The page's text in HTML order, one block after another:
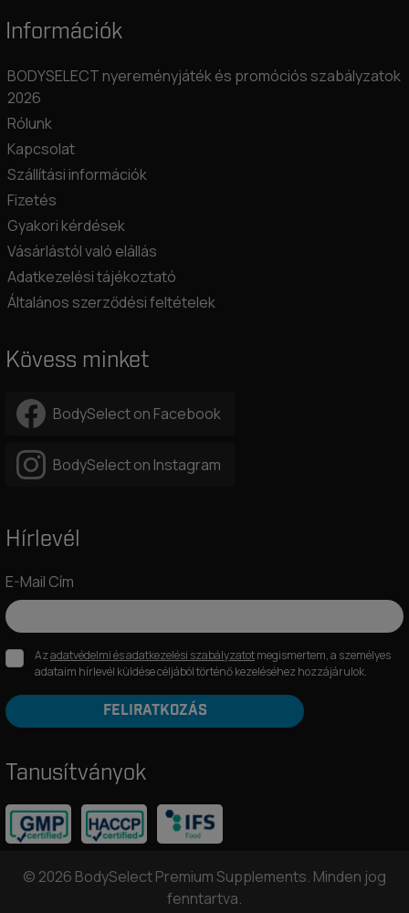
Információk
BODYSELECT nyereményjáték és promóciós szabályzatok
2026
Rólunk
Kapcsolat
Szállítási információk
Fizetés
Gyakori kérdések
Vásárlástól való elállás
Adatkezelési tájékoztató
Általános szerződési feltételek
Kövess minket
BodySelect on Facebook
BodySelect on Instagram
Hírlevél
E-Mail Cím
Azadatvédelmi és adatkezelési szabályzatotmegismertem, a személyes
adataim hírlevél küldése céljából történő kezeléséhez hozzájárulok.
FELIRATKOZÁS
Tanusítványok
© 2026 BodySelect Premium Supplements. Minden jog
fenntartva.